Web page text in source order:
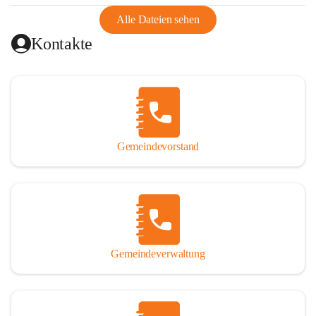
Aus diesem Grund war die Bevölkerung dazu gezwungen,
Schmuggel zu betreiben. Es kam oft zu nächtlichen
Überfällen und Schießereien. Erst mit dem Anschluss des
wirtschaftlich ging es bergauf. Dieser Aufschwung endete
1926. Es folgten Arbeitslosigkeit, Preissteigerung und
Unanbringlichkeit von Produkten. Daher wurde der
Anschluss an das Deutsche Reich begrüßt. Als der Zweite
Weltkrieg ausbrach, schwang die Stimmung um. Es starben
26 Männer an der Front, weitere 16 werden vermisst.
Von 1971 bis 1991 gehörte Wörterberg zur Gemeinde
Ollersdorf. Durch den Einsatz von mehreren Ortsansässigen
wurde Wörterberg 1991 wieder eine eigenständige
Die Gemeinde liegt im Südburgenland im Nordwesten des
Alle Dateien sehen
Kontakte
Gemeindevorstand
Gemeindeverwaltung